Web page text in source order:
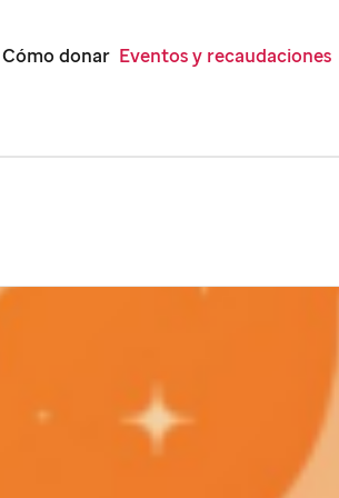
Cómo donar Eventos y recaudaciones